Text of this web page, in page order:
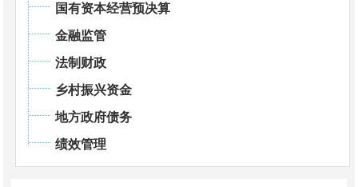
国有资本经营预决算
金融监管
法制财政
乡村振兴资金
地方政府债务
绩效管理